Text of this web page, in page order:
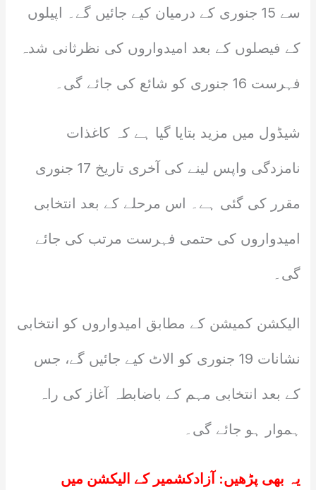
سے 15 جنوری کے درمیان کیے جائیں گے۔ اپیلوں
کے فیصلوں کے بعد امیدواروں کی نظرثانی شدہ
فہرست 16 جنوری کو شائع کی جائے گی۔
شیڈول میں مزید بتایا گیا ہے کہ کاغذات
نامزدگی واپس لینے کی آخری تاریخ 17 جنوری
مقرر کی گئی ہے۔ اس مرحلے کے بعد انتخابی
امیدواروں کی حتمی فہرست مرتب کی جائے
گی۔
الیکشن کمیشن کے مطابق امیدواروں کو انتخابی
نشانات 19 جنوری کو الاٹ کیے جائیں گے، جس
کے بعد انتخابی مہم کے باضابطہ آغاز کی راہ
ہموار ہو جائے گی۔
یہ بھی پڑھیں: آزادکشمیر کے الیکشن میں